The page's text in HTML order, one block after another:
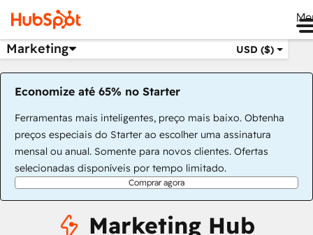
Marketing USD ($)
Economize até 65% no Starter
Ferramentas mais inteligentes, preço mais baixo. Obtenha
preços especiais do Starter ao escolher uma assinatura
mensal ou anual. Somente para novos clientes. Ofertas
selecionadas disponíveis por tempo limitado.
Comprar agora
Marketing Hub